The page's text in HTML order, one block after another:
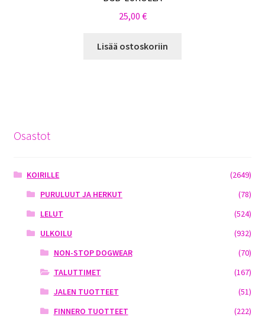
25,00 €
Lisää ostoskoriin
Osastot
KOIRILLE
(2649)
PURULUUT JA HERKUT
(78)
LELUT
(524)
ULKOILU
(932)
NON-STOP DOGWEAR
(70)
TALUTTIMET
(167)
JALEN TUOTTEET
(51)
FINNERO TUOTTEET
(222)